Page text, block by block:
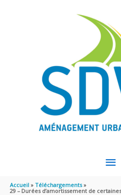
Accueil
Téléchargements
29 – Durées d’amortissement de